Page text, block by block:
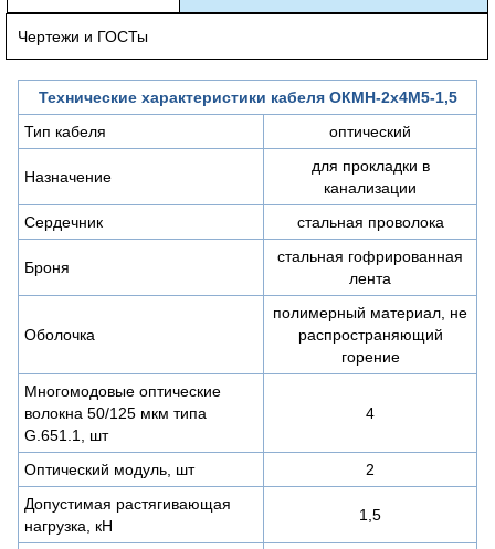
Чертежи и ГОСТы
Технические характеристики кабеля ОКМН-2х4М5-1,5
Тип кабеля
оптический
Назначение
для прокладки в
канализации
Сердечник
стальная проволока
Броня
стальная гофрированная
лента
Оболочка
полимерный материал, не
распространяющий
горение
Многомодовые оптические
волокна 50/125 мкм типа
G.651.1, шт
4
Оптический модуль, шт
2
Допустимая растягивающая
нагрузка, кН
1,5